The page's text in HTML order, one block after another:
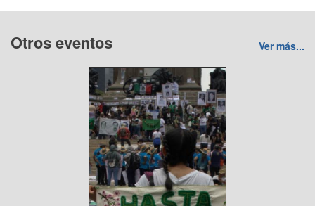
Otros eventos Ver más...